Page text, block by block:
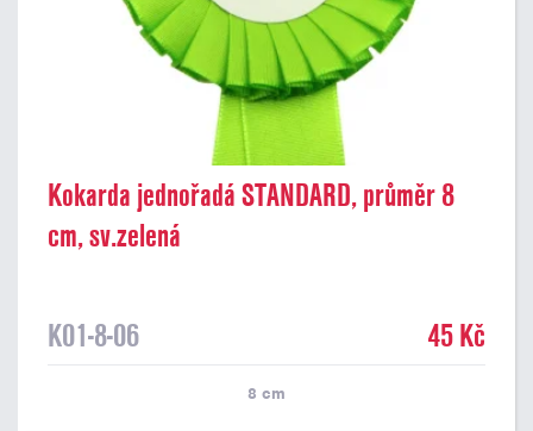
Kokarda jednořadá STANDARD, průměr 8
cm, sv.zelená
K01-8-06 45 Kč
8 cm